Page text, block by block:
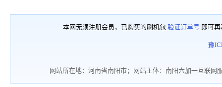
本网无须注册会员，已购买的刷机包 验证订单号 即可
豫
网站所在地：河南省南阳市；网站主体：南阳六加一互联